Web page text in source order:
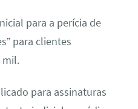
para a perícia de
para clientes
mil.
para assinaturas